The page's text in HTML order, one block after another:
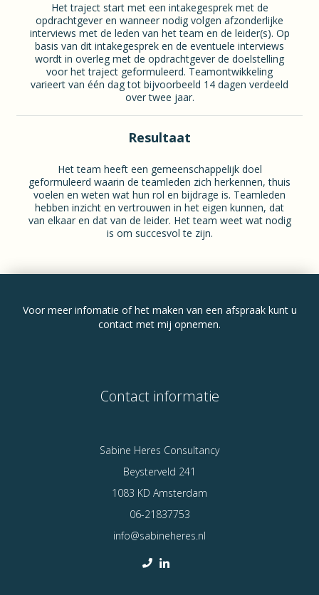
Het traject start met een intakegesprek met de
opdrachtgever en wanneer nodig volgen afzonderlijke
interviews met de leden van het team en de leider(s). Op
basis van dit intakegesprek en de eventuele interviews
wordt in overleg met de opdrachtgever de doelstelling
voor het traject geformuleerd. Teamontwikkeling
varieert van één dag tot bijvoorbeeld 14 dagen verdeeld
over twee jaar.
Resultaat
Het team heeft een gemeenschappelijk doel
geformuleerd waarin de teamleden zich herkennen, thuis
voelen en weten wat hun rol en bijdrage is. Teamleden
hebben inzicht en vertrouwen in het eigen kunnen, dat
van elkaar en dat van de leider. Het team weet wat nodig
is om succesvol te zijn.
Voor meer infomatie of het maken van een afspraak kunt u
contact met mij opnemen.
Contact informatie
Sabine Heres Consultancy
Beysterveld 241
1083 KD Amsterdam
06-21837753
info@sabineheres.nl
 